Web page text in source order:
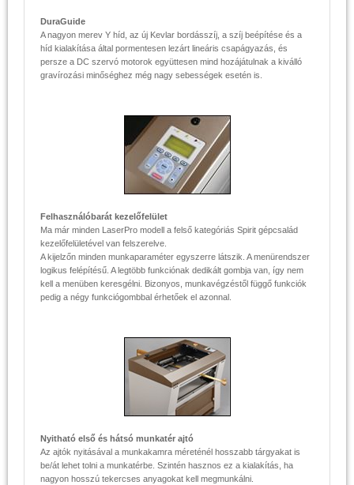
DuraGuide
A nagyon merev Y híd, az új Kevlar bordásszíj, a szíj beépítése és a
híd kialakítása által pormentesen lezárt lineáris csapágyazás, és
persze a DC szervó motorok együttesen mind hozájátulnak a kiválló
gravírozási minőséghez még nagy sebességek esetén is.
Felhasználóbarát kezelőfelület
Ma már minden LaserPro modell a felső kategóriás Spirit gépcsalád
kezelőfelületével van felszerelve.
A kijelzőn minden munkaparaméter egyszerre látszik. A menürendszer
logikus felépítésű. A legtöbb funkciónak dedikált gombja van, így nem
kell a menüben keresgélni. Bizonyos, munkavégzéstől függő funkciók
pedig a négy funkciógombbal érhetőek el azonnal.
Nyitható első és hátsó munkatér ajtó
Az ajtók nyitásával a munkakamra méreténél hosszabb tárgyakat is
be/át lehet tolni a munkatérbe. Szintén hasznos ez a kialakítás, ha
nagyon hosszú tekercses anyagokat kell megmunkálni.